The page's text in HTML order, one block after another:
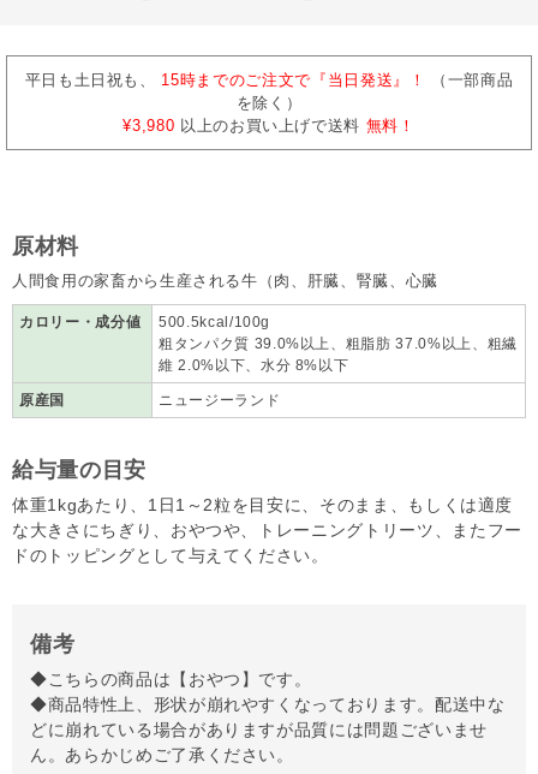
平日も土日祝も、 15時までのご注文で『当日発送』！
（一部商品
を除く）
¥3,980 以上のお買い上げで送料 無料！
原材料
人間食用の家畜から生産される牛（肉、肝臓、腎臓、心臓
カロリー・成分値
500.5kcal/100g
粗タンパク質 39.0%以上、粗脂肪 37.0%以上、粗繊
維 2.0%以下、水分 8%以下
原産国 ニュージーランド
給与量の目安
体重1kgあたり、1日1～2粒を目安に、そのまま、もしくは適度
な大きさにちぎり、おやつや、トレーニングトリーツ、またフー
ドのトッピングとして与えてください。
備考
◆こちらの商品は【おやつ】です。
◆商品特性上、形状が崩れやすくなっております。配送中な
どに崩れている場合がありますが品質には問題ございませ
ん。あらかじめご了承ください。